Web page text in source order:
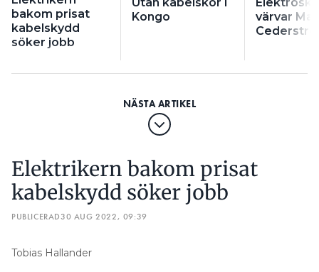
bakom prisat
kabelskydd
söker jobb
Kongo
värvar
Elektrikern bakom prisat
kabelskydd söker jobb
PUBLICERAD30 AUG 2022, 09:39
Tobias Hallander